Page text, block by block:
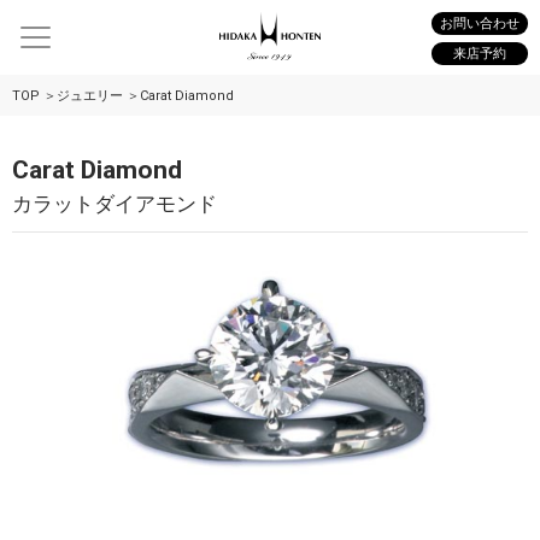
お問い合わせ
来店予約
TOP ジュエリー Carat Diamond
Carat Diamond
カラットダイアモンド